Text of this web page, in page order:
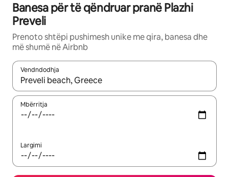
Banesa për të qëndruar pranë Plazhi
Preveli
Prenoto shtëpi pushimesh unike me qira, banesa dhe
më shumë në Airbnb
Vendndodhja
Kur rezultatet të jenë të disponueshme, lëviz me butonat e
Mbërritja
Largimi